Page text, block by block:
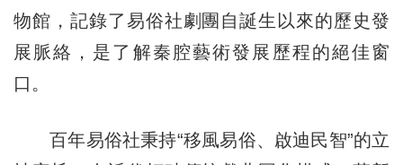
物館，記錄了易俗社劇團自誕生以來的歷史發
展脈絡，是了解秦腔藝術發展歷程的絕佳窗
口。
百年易俗社秉持“移風易俗、啟迪民智”的立